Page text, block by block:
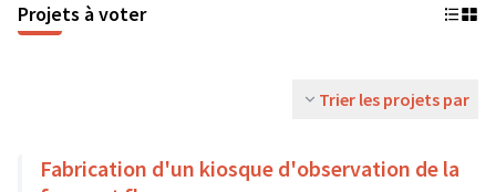
Projets à voter
Trier les projets par
Fabrication d'un kiosque d'observation de la